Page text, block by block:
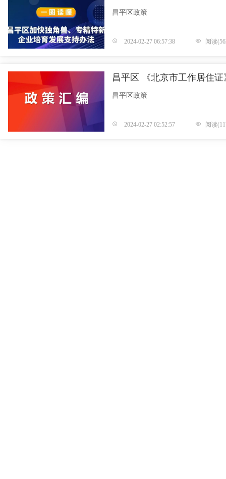
昌平区政策
2024-02-27 06:57:38 阅读
昌平区 《北京市工作居住
昌平区政策
2024-02-27 02:52:57 阅读